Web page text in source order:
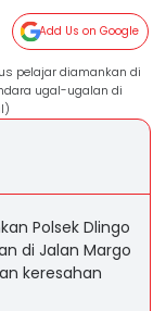
Add Us on Google
pelajar diamankan di
ugal-ugalan di
Polsek Dlingo
di Jalan Margo
keresahan